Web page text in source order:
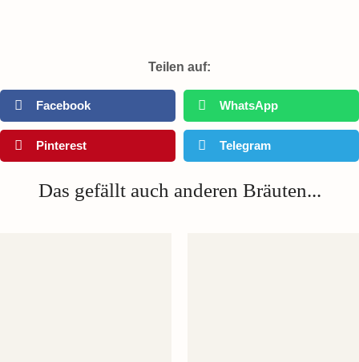
Teilen auf:
Facebook WhatsApp
Pinterest Telegram
Das gefällt auch anderen Bräuten...